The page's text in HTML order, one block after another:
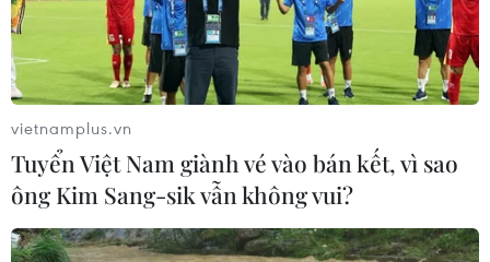
25/05/2026 14:07
Thủ tướng yêu cầu Hà Nội phải ưu tiên làm điểm, tiên
phong triển khai mô hình nhà ở cho thuê, tận dụng các
cơ chế đặc thù theo Luật Thủ đô để chủ động thiết kế,
thực thi và giám sát chính sách.
vietnamplus.vn
Tuyển Việt Nam giành vé vào bán kết, vì sao
ông Kim Sang-sik vẫn không vui?